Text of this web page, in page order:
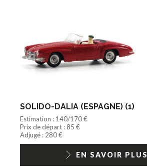
SOLIDO-DALIA (ESPAGNE) (1)
Estimation : 140/170 €
Prix de départ : 85 €
Adjugé : 280 €
EN SAVOIR PLUS